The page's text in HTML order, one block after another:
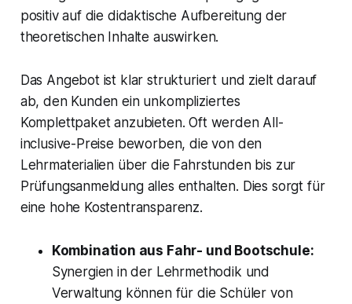
positiv auf die didaktische Aufbereitung der
theoretischen Inhalte auswirken.
Das Angebot ist klar strukturiert und zielt darauf
ab, den Kunden ein unkompliziertes
Komplettpaket anzubieten. Oft werden All-
inclusive-Preise beworben, die von den
Lehrmaterialien über die Fahrstunden bis zur
Prüfungsanmeldung alles enthalten. Dies sorgt für
eine hohe Kostentransparenz.
Kombination aus Fahr- und Bootschule:
Synergien in der Lehrmethodik und
Verwaltung können für die Schüler von